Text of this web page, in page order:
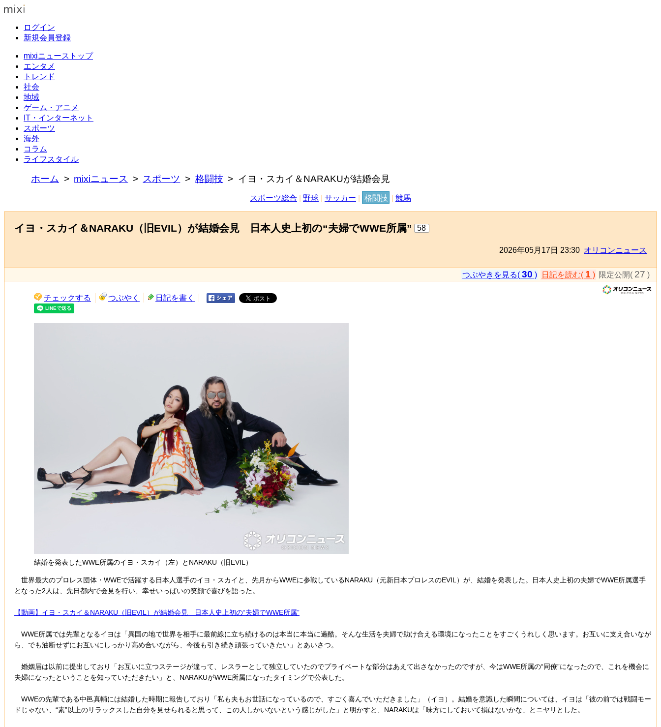
ログイン
新規会員登録
mixiニューストップ
エンタメ
トレンド
社会
地域
ゲーム・アニメ
IT・インターネット
スポーツ
海外
コラム
ライフスタイル
ホーム mixiニュース スポーツ 格闘技 イヨ・スカイ＆NARAKUが結婚会見
スポーツ総合 野球 サッカー 格闘技 競馬
イヨ・スカイ＆NARAKU（旧EVIL）が結婚会見 日本人史上初の“夫婦でWWE所属” 58
2026年05月17日 23:30 オリコンニュース
つぶやきを見る( 30 ) 日記を読む( 1 ) 限定公開( 27 )
チェックする つぶやく 日記を書く
結婚を発表したWWE所属のイヨ・スカイ（左）とNARAKU（旧EVIL）
世界最大のプロレス団体・WWEで活躍する日本人選手のイヨ・スカイと、先月からWWEに参戦しているNARAKU（元新日本プロレスのEVIL）が、結婚を発表した。日本人史上初の夫婦でWWE所属選手
となった2人は、先日都内で会見を行い、幸せいっぱいの笑顔で喜びを語った。
【動画】イヨ・スカイ＆NARAKU（旧EVIL）が結婚会見 日本人史上初の“夫婦でWWE所属”
WWE所属では先輩となるイヨは「異国の地で世界を相手に最前線に立ち続けるのは本当に本当に過酷。そんな生活を夫婦で助け合える環境になったことをすごくうれしく思います。お互いに支え合いなが
ら、でも油断せずにお互いにしっかり高め合いながら、今後も引き続き頑張っていきたい」とあいさつ。
婚姻届は以前に提出しており「お互いに立つステージが違って、レスラーとして独立していたのでプライベートな部分はあえて出さなかったのですが、今はWWE所属の“同僚”になったので、これを機会に
夫婦になったということを知っていただきたい」と、NARAKUがWWE所属になったタイミングで公表した。
WWEの先輩である中邑真輔には結婚した時期に報告しており「私も夫もお世話になっているので、すごく喜んでいただきました」（イヨ）。結婚を意識した瞬間については、イヨは「彼の前では戦闘モー
ドじゃない、“素”以上のリラックスした自分を見せられると思って、この人しかいないという感じがした」と明かすと、NARAKUは「味方にしておいて損はないかな」とニヤリとした。